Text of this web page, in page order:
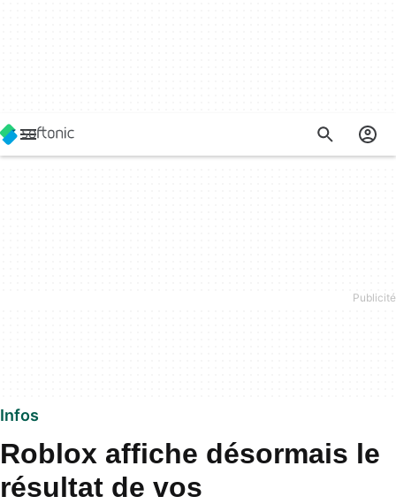
Infos
Roblox affiche désormais le
résultat de vos